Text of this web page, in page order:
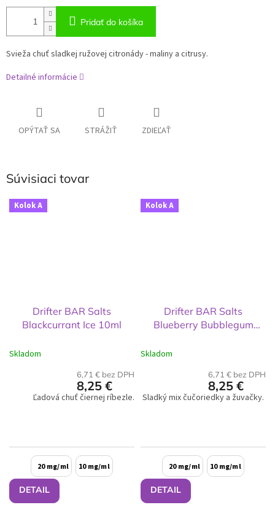
Pridať do košíka
Svieža chuť sladkej ružovej citronády - maliny a citrusy.
Detailné informácie
OPÝTAŤ SA STRÁŽIŤ ZDIEĽAŤ
Súvisiaci tovar
Kolok A
Drifter BAR Salts
Blackcurrant Ice 10ml
Skladom
6,71 € bez DPH
8,25 €
DETAIL
Ľadová chuť čiernej ríbezle.
20 mg/ml 10 mg/ml
Kolok A
Drifter BAR Salts
Blueberry Bubblegum
Skladom
6,71 € bez DPH
8,25 €
DETAIL
Sladký mix čučoriedky a žuvačky.
20 mg/ml 10 mg/ml